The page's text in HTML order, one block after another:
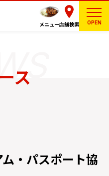
メニュー店舗検索 OPEN
ス
ム・パスポート協